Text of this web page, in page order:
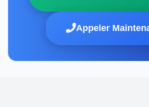
Appeler